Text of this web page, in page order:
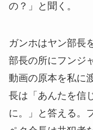
の？」と聞く。
ガンホはヤン部長
部長の所にフンジ
動画の原本を私に
長は「あんたを信
に。」と答える。